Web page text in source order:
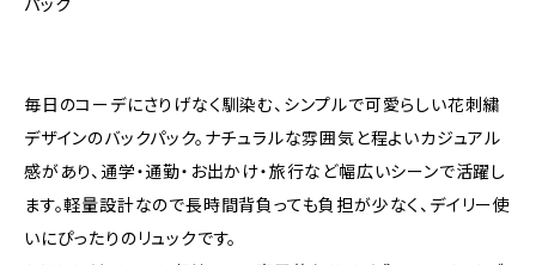
パック
毎日のコーデにさりげなく馴染む、シンプルで可愛らしい花刺繍
デザインのバックパック。ナチュラルな雰囲気と程よいカジュアル
感があり、通学・通勤・お出かけ・旅行など幅広いシーンで活躍し
ます。軽量設計なので長時間背負っても負担が少なく、デイリー使
いにぴったりのリュックです。